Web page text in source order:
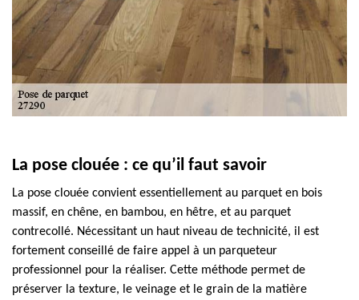
La pose clouée : ce qu’il faut savoir
La pose clouée convient essentiellement au parquet en bois
massif, en chêne, en bambou, en hêtre, et au parquet
contrecollé. Nécessitant un haut niveau de technicité, il est
fortement conseillé de faire appel à un parqueteur
professionnel pour la réaliser. Cette méthode permet de
préserver la texture, le veinage et le grain de la matière